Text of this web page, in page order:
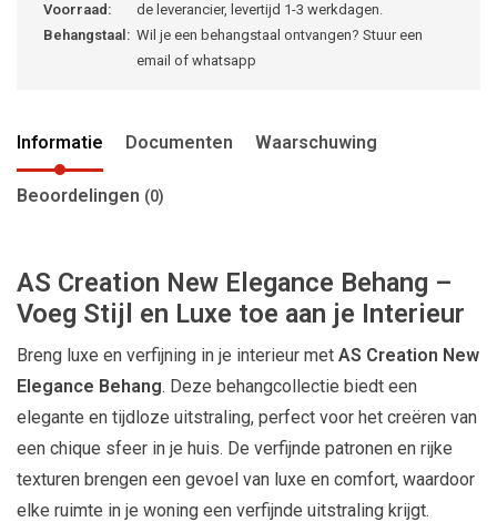
Voorraad:
de leverancier, levertijd 1-3 werkdagen.
Behangstaal: Wil je een behangstaal ontvangen? Stuur een
email of whatsapp
Informatie Documenten Waarschuwing
Beoordelingen (0)
AS Creation New Elegance Behang –
Voeg Stijl en Luxe toe aan je Interieur
Breng luxe en verfijning in je interieur met AS Creation New
Elegance Behang. Deze behangcollectie biedt een
elegante en tijdloze uitstraling, perfect voor het creëren van
een chique sfeer in je huis. De verfijnde patronen en rijke
texturen brengen een gevoel van luxe en comfort, waardoor
elke ruimte in je woning een verfijnde uitstraling krijgt.